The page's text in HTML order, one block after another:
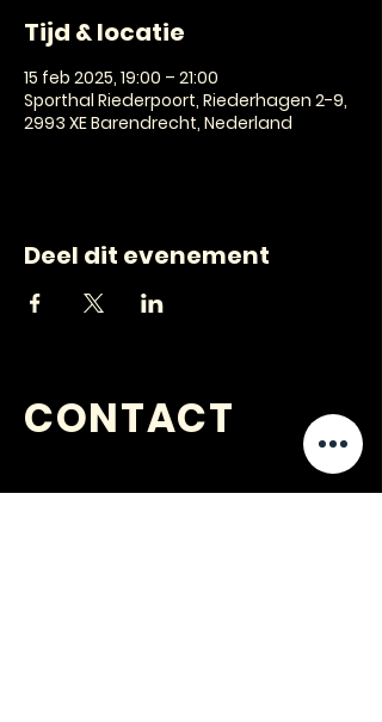
Tijd & locatie
15 feb 2025, 19:00 – 21:00
Sporthal Riederpoort, Riederhagen 2-9,
2993 XE Barendrecht, Nederland
Deel dit evenement
CONTACT
VRAGEN